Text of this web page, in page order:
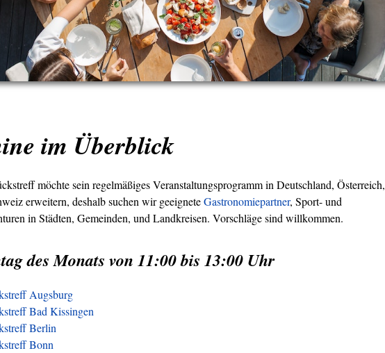
im Überblick
möchte sein regelmäßiges Veranstaltungsprogramm in Deutschland, Österreich,
erweitern, deshalb suchen wir geeigneteGastronomiepartner, Sport- und
in Städten, Gemeinden, und Landkreisen. Vorschläge sind willkommen.
des Monats von 11:00 bis 13:00 Uhr
Augsburg
Bad Kissingen
Berlin
Bonn